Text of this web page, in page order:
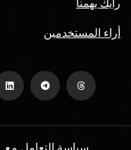
رأيك يهمنا
أراء المستخدمين